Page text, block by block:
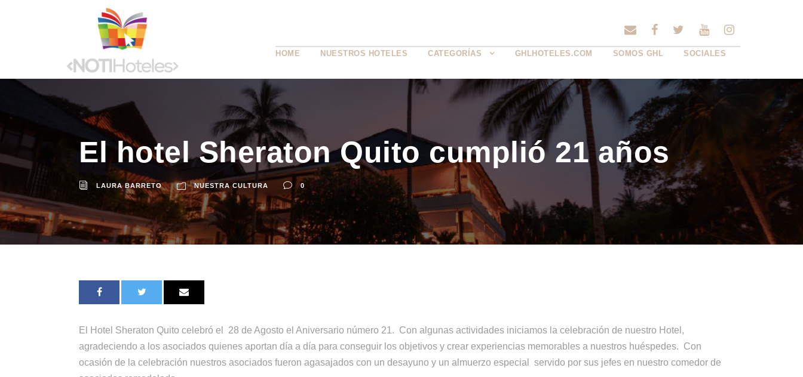
HOME NUESTROS HOTELES CATEGORÍAS GHLHOTELES.COM SOMOS GHL SOCIALES
El hotel Sheraton Quito cumplió 21 años
LAURA BARRETO NUESTRA CULTURA 0
El Hotel Sheraton Quito celebró el 28 de Agosto el Aniversario número 21. Con algunas actividades iniciamos la celebración de nuestro Hotel,
agradeciendo a los asociados quienes aportan día a día para conseguir los objetivos y crear experiencias memorables a nuestros huéspedes. Con
ocasión de la celebración nuestros asociados fueron agasajados con un desayuno y un almuerzo especial servido por sus jefes en nuestro comedor de